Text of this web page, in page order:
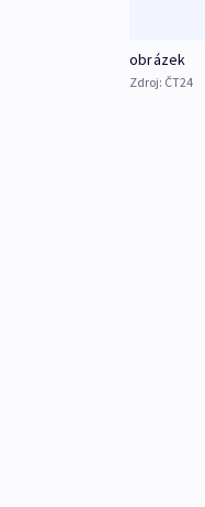
obrázek
Zdroj: ČT24